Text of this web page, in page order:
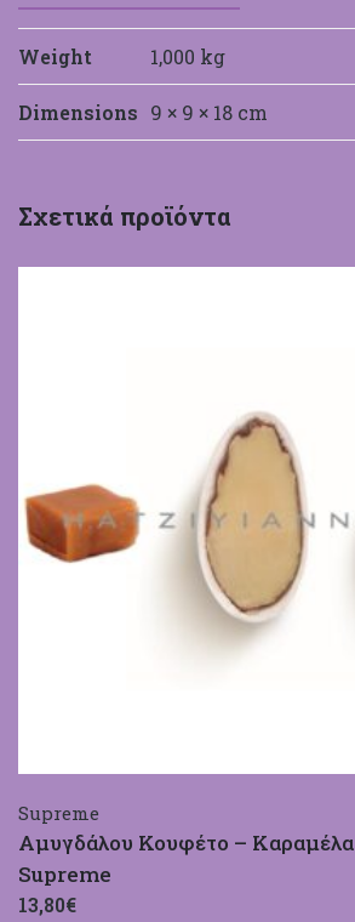
Weight 1,000 kg
Dimensions 9 × 9 × 18 cm
Σχετικά προϊόντα
Supreme
Αμυγδάλου Κουφέτο – Καραμέλα
Supreme
13,80€